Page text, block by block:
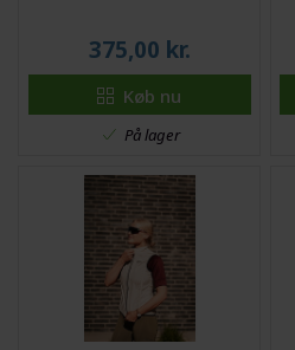
375,00 kr.
Køb nu
På lager